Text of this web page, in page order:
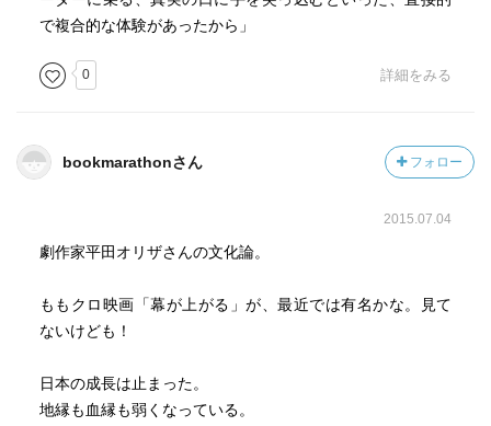
会包摂ができる社会が必要だ。
で複合的な体験があったから」
0 詳細をみる
bookmarathonさん フォロー
2015.07.04
劇作家平田オリザさんの文化論。
ももクロ映画「幕が上がる」が、最近では有名かな。見て
ないけども！
日本の成長は止まった。
地縁も血縁も弱くなっている。